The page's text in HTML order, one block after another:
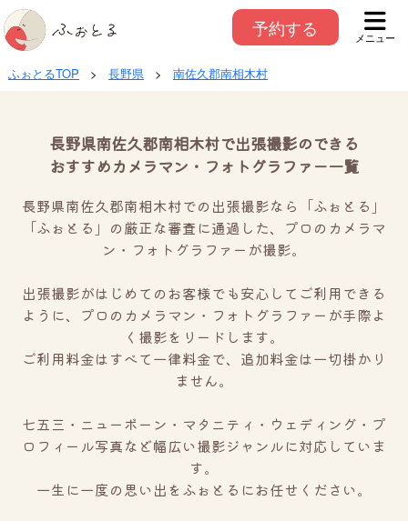
予約する メニュー
ふぉとるTOP > 長野県 > 南佐久郡南相木村
長野県南佐久郡南相木村で出張撮影のできる
おすすめカメラマン・フォトグラファー一覧
長野県南佐久郡南相木村での出張撮影なら「ふぉとる」
「ふぉとる」の厳正な審査に通過した、プロのカメラマ
ン・フォトグラファーが撮影。
出張撮影がはじめてのお客様でも安心してご利用できる
ように、プロのカメラマン・フォトグラファーが手際よ
く撮影をリードします。
ご利用料金はすべて一律料金で、追加料金は一切掛かり
ません。
七五三・ニューボーン・マタニティ・ウェディング・プ
ロフィール写真など幅広い撮影ジャンルに対応していま
す。
一生に一度の思い出をふぉとるにお任せください。